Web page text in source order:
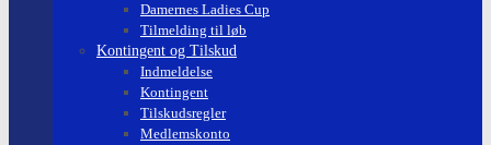
Damernes Ladies Cup
Tilmelding til løb
Kontingent og Tilskud
Indmeldelse
Kontingent
Tilskudsregler
Medlemskonto